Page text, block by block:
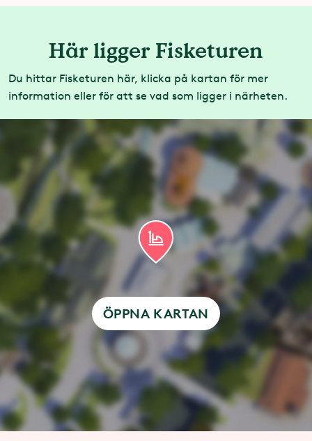
Här ligger Fisketuren
Du hittar Fisketuren här, klicka på kartan för mer
information eller för att se vad som ligger i närheten.
ÖPPNA KARTAN